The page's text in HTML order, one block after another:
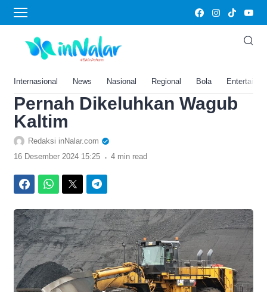
Internasional News Nasional Regional Bola
Home›
Tersandung Isu Dana CSR
Rp200 Miliar, Raja Batu
Bara Kalimantan Timur Ini
Pernah Dikeluhkan Wagub
Kaltim
Redaksi inNalar.com
16 Desember 2024 15:25 . 4 min read